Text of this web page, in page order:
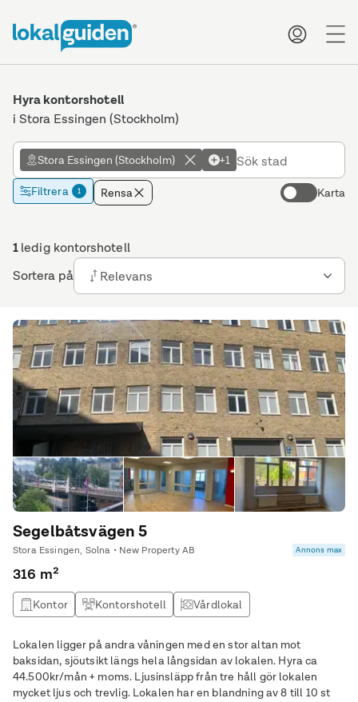
Hyra kontorshotell
i Stora Essingen (Stockholm)
Stora Essingen (Stockholm) +1
Filtrera 1 Rensa Karta
1ledig kontorshotell
Sortera på
Relevans
Segelbåtsvägen 5
Stora Essingen, Solna • New Property AB Annons max
316 m²
Kontor Kontorshotell Vårdlokal
Lokalen ligger på andra våningen med en stor altan mot
baksidan, sjöutsikt längs hela långsidan av lokalen. Hyra ca
44.500kr/mån + moms. Ljusinsläpp från tre håll gör lokalen
mycket ljus och trevlig. Lokalen har en blandning av 8 till 10 st